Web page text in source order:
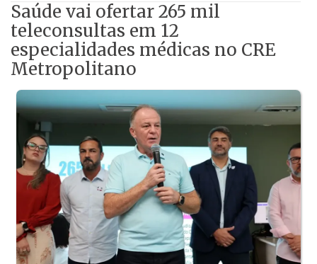
Saúde vai ofertar 265 mil
teleconsultas em 12
especialidades médicas no CRE
Metropolitano